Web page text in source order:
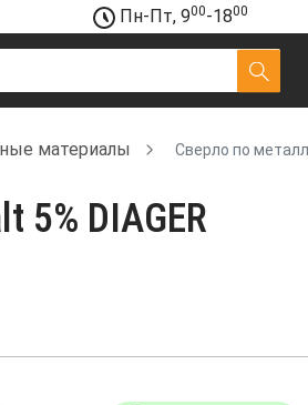
Пн-Пт, 900-1800
материалы Сверло по
5% DIAGER